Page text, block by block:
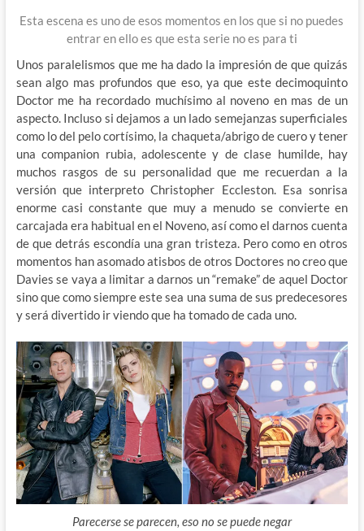
Esta escena es uno de esos momentos en los que si no puedes
entrar en ello es que esta serie no es para ti
Unos paralelismos que me ha dado la impresión de que quizás
sean algo mas profundos que eso, ya que este decimoquinto
Doctor me ha recordado muchísimo al noveno en mas de un
aspecto. Incluso si dejamos a un lado semejanzas superficiales
como lo del pelo cortísimo, la chaqueta/abrigo de cuero y tener
una companion rubia, adolescente y de clase humilde, hay
muchos rasgos de su personalidad que me recuerdan a la
versión que interpreto Christopher Eccleston. Esa sonrisa
enorme casi constante que muy a menudo se convierte en
carcajada era habitual en el Noveno, así como el darnos cuenta
de que detrás escondía una gran tristeza. Pero como en otros
momentos han asomado atisbos de otros Doctores no creo que
Davies se vaya a limitar a darnos un “remake” de aquel Doctor
sino que como siempre este sea una suma de sus predecesores
y será divertido ir viendo que ha tomado de cada uno.
Parecerse se parecen, eso no se puede negar